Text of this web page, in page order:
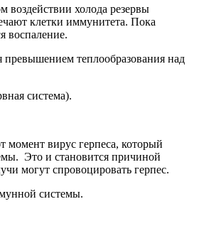
воздействии холода резервы
клетки иммунитета. Пока
воспаление.
превышением теплообразования над
система).
момент вирус герпеса, который
Это и становится причиной
могут спровоцировать герпес.
системы.